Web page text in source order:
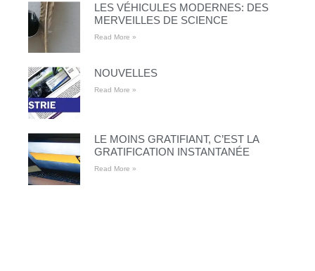
LES VÉHICULES MODERNES: DES
MERVEILLES DE SCIENCE
Read More »
NOUVELLES
Read More »
LE MOINS GRATIFIANT, C’EST LA
GRATIFICATION INSTANTANÉE
Read More »